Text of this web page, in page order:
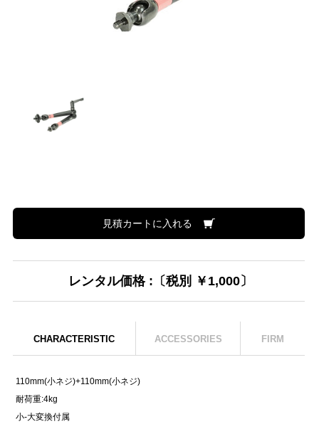
見積カートに入れる
レンタル価格 :〔税別 ￥1,000〕
CHARACTERISTIC ACCESSORIES FIRM
110mm(小ネジ)+110mm(小ネジ)
耐荷重:4kg
小-大変換付属